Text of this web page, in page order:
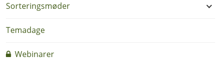
Sorteringsmøder
Temadage
Webinarer